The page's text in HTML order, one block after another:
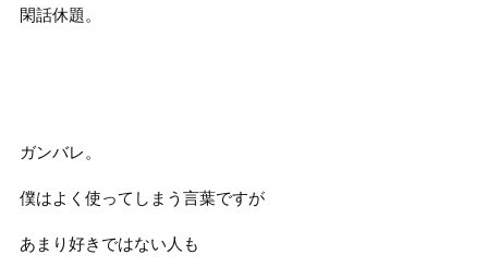
閑話休題。
ガンバレ。
僕はよく使ってしまう言葉ですが
あまり好きではない人も